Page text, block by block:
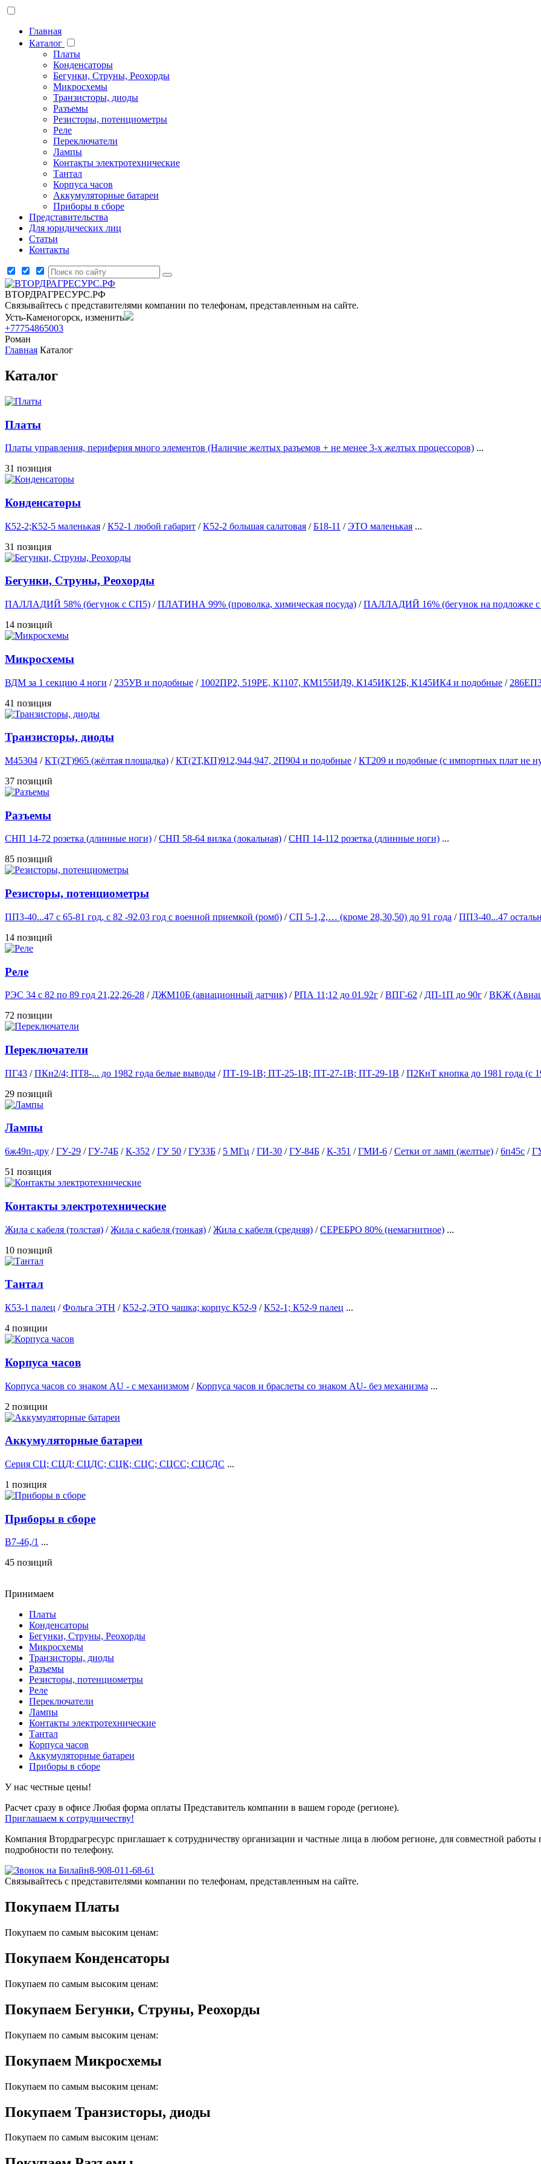
Главная
Каталог
Платы
Конденсаторы
Бегунки, Струны, Реохорды
Микросхемы
Транзисторы, диоды
Разъемы
Резисторы, потенциометры
Реле
Переключатели
Лампы
Контакты электротехнические
Тантал
Корпуса часов
Аккумуляторные батареи
Приборы в сборе
Представительства
Для юридических лиц
Статьи
Контакты
ВТОРДРАГРЕСУРС.РФ
Связывайтесь с представителями компании по телефонам, представленным на сайте.
Усть-Каменогорск, изменить
+77754865003
Роман
Главная Каталог
Каталог
Платы
Платы управления, периферия много элементов (Наличие желтых разъемов + не менее 3-х желтых процессоров) ...
31 позиция
Конденсаторы
К52-2;К52-5 маленькая /К52-1 любой габарит /К52-2 большая салатовая /Б18-11 /ЭТО маленькая ...
31 позиция
Бегунки, Струны, Реохорды
ПАЛЛАДИЙ 58% (бегунок с СП5) /ПЛАТИНА 99% (проволка, химическая посуда) /ПАЛЛАДИЙ 16% (бегунок на подложке
14 позиций
Микросхемы
ВДМ за 1 секцию 4 ноги / 235УВ и подобные / 1002ПР2, 519РЕ, К1107, КМ155ИД9, К145ИК12Б, К145ИК4 и подобные /
41 позиция
Транзисторы, диоды
М45304 /КТ(2Т)965 (жёлтая площадка) /КТ(2Т,КП)912,944,947, 2П904 и подобные /КТ209 и подобные (с импортных плат не
37 позиций
Разъемы
СНП 14-72 розетка (длинные ноги) /СНП 58-64 вилка (локальная) /СНП 14-112 розетка (длинные ноги) ...
85 позиций
Резисторы, потенциометры
ПП3-40...47 с 65-81 год, с 82 -92.03 год с военной приемкой (ромб) /СП 5-1,2,… (кроме 28,30,50) до 91 года /ПП3-40...47
14 позиций
Реле
РЭС 34 с 82 по 89 год 21,22,26-28 / ДЖМ10Б (авиационный датчик) /РПА 11;12 до 01.92г /ВПГ-62 / ДП-1П до 90г /ВКЖ
72 позиции
Переключатели
ПГ43 /ПКн2/4; ПТ8-... до 1982 года белые выводы /ПТ-19-1В; ПТ-25-1В; ПТ-27-1В; ПТ-29-1В /П2КнТ кнопка до 1981 года (с
29 позиций
Лампы
6ж49п-дру /ГУ-29 /ГУ-74Б /К-352 /ГУ 50 /ГУ33Б / 5 МГц /ГИ-30 /ГУ-84Б /К-351 /ГМИ-6 /Сетки от ламп (желтые) /6п45с /
51 позиция
Контакты электротехнические
Жила с кабеля (толстая) /Жила с кабеля (тонкая) /Жила с кабеля (средняя) /СЕРЕБРО 80% (немагнитное) ...
10 позиций
Тантал
К53-1 палец /Фольга ЭТН /К52-2,ЭТО чашка; корпус К52-9 /К52-1; К52-9 палец ...
4 позиции
Корпуса часов
Корпуса часов cо знаком AU - с механизмом /Корпуса часов и браслеты со знаком AU- без механизма ...
2 позиции
Аккумуляторные батареи
Серия СЦ; СЦД; СЦДС; СЦК; СЦС; СЦСС; СЦСДС ...
1 позиция
Приборы в сборе
В7-46,/1 ...
45 позиций
Принимаем
Платы
Конденсаторы
Бегунки, Струны, Реохорды
Микросхемы
Транзисторы, диоды
Разъемы
Резисторы, потенциометры
Реле
Переключатели
Лампы
Контакты электротехнические
Тантал
Корпуса часов
Аккумуляторные батареи
Приборы в сборе
У нас честные цены!
Расчет сразу в офисе Любая форма оплаты Представитель компании в вашем городе (регионе).
Приглашаем к сотрудничеству!
Компания Втордрагресурс приглашает к сотрудничеству организации и частные лица в любом регионе, для совместной
подробности по телефону.
8-908-011-68-61
Связывайтесь с представителями компании по телефонам, представленным на сайте.
Покупаем Платы
Покупаем по самым высоким ценам:
Покупаем Конденсаторы
Покупаем по самым высоким ценам:
Покупаем Бегунки, Струны, Реохорды
Покупаем по самым высоким ценам:
Покупаем Микросхемы
Покупаем по самым высоким ценам:
Покупаем Транзисторы, диоды
Покупаем по самым высоким ценам: